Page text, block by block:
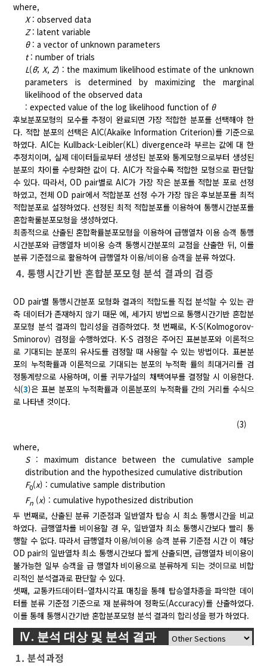
where,
X: observed data
Z: latent variable
θ: a vector of unknown parameters
t: number of trials
L(θ; X, Z) : the maximum likelihood estimate of the unknown
parameters is determined by maximizing the marginal
likelihood of the observed data
: expected value of the log likelihood function of θ
후보분포모형의 모수를 추정이 완료되면 가장 적합한 분포를 선택해야 한
다. 적합 분포의 선택은 AIC(Akaike Information Criterion)를 기준으로
하였다. AIC는 Kullback-Leibler(KL) divergence라 부르는 값에 대 한
추정치이며, 실제 데이터들로부터 생성된 분포와 통계모형으로부터 생성된
분포의 차이를 수량화한 값이 다. AIC가 작을수록 적합한 모형으로 판단할
수 있다. 따라서, OD pair별로 AIC가 가장 작은 분포를 적합분 포로 선정
하였고, 전체 OD pair에서 적합분포 선정 수가 가장 많은 후보분포를 최적
적합분포로 설정하였다. 선정된 최적 적합분포를 이용하여 통행시간분포를
혼합확룰분포모형을 생성하였다.
최종적으로 산출된 혼합확률분포모형을 이용하여 급행열차 이용 승객 통행
시간분포와 급행열차 비이용 승객 통행시간분포의 교점을 산출한 뒤, 이를
분류 기준점으로 활용하여 급행열차 이용/비이용 승객을 분류 하였다.
4. 통행시간기반 혼합분포모형 분석 결과의 검증
OD pair별 통행시간분포 모형화 결과의 적합도를 직접 분석할 수 있는 관
측 데이터가 존재하지 않기 때문 에, 세가지 방법으로 통행시간기반 혼합분
포모형 분석 결과의 합리성을 검증하였다. 첫 번째로, K-S(Kolmogorov-
Sminorov) 검정을 수행하였다. K-S 검정은 주어진 표본분포와 이론적으
로 기대되는 분포의 유사도를 검정할 때 사용할 수 있는 방법이다. 표본분
포의 누적확률과 이론적으로 기대되는 분포의 누적확 률의 최대거리를 검
정통계량으로 사용하며, 이를 귀무가설의 채택여부를 결정할 시 이용한다.
식(3)은 표본 분포의 누적확률과 이론분포의 누적확률 간의 거리를 수식으
로 나타낸 것이다.
(3)
where,
S: maximum distance between the cumulative sample
distribution and the hypothesized cumulative distribution
F0(x) : cumulative sample distribution
Fn (x) : cumulative hypothesized distribution
두 번째로, 산출된 분류 기준점과 일반열차 탑승 시 최소 통행시간을 비교
하였다. 급행열차를 비이용할 경 우, 일반열차 최소 통행시간보다 빨리 통
행할 수 없다. 따라서 급행열차 이용/비이용 승객 분류 기준점 시간 이 해당
OD pair의 일반열차 최소 통행시간보다 짧게 산출되면, 급행열차 비이용이
불가능한 일부 승객을 급 행열차 비이용으로 분류하게 되는 것이므로 비합
리적인 분석결과로 판단할 수 있다.
셋째, 교통카드데이터–열차시각표 매칭을 통해 탑승열차종을 파악한 데이
터를 분류 기준점 기준으로 재 분류하여 정확도(Accuracy)를 산출하였다.
이를 통해 통행시간기반 혼합분포모형 분석 결과의 합리성을 평가 하였다.
Ⅳ. 분석 대상 및 분석 결과
1. 분석과정